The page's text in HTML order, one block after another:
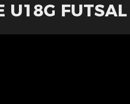
U18G FUTSAL